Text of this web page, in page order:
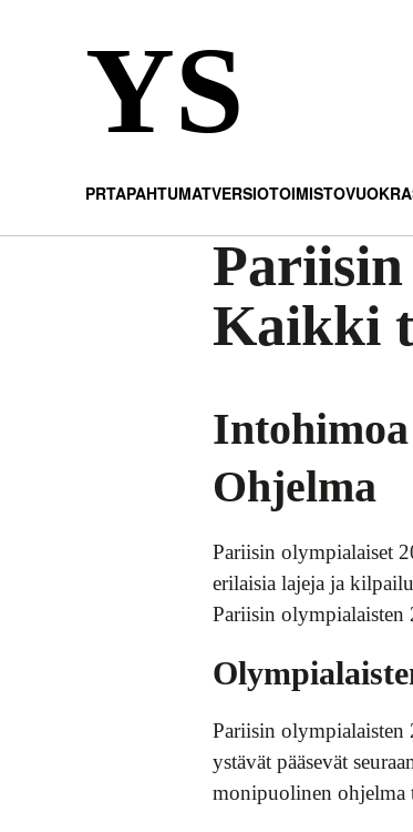
YS
PRTAPAHTUMATVERSIOTOIMISTO
Pariisin
Kaikki
Ohjelma
Pariisin olympialaiset
erilaisia lajeja ja
Pariisin olympialaisten
Pariisin olympialaisten
ystävät pääsevät
monipuolinen ohjelma